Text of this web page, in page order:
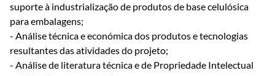
suporte à industrialização de produtos de base celulósica
para embalagens;
- Análise técnica e económica dos produtos e tecnologias
resultantes das atividades do projeto;
- Análise de literatura técnica e de Propriedade Intelectual